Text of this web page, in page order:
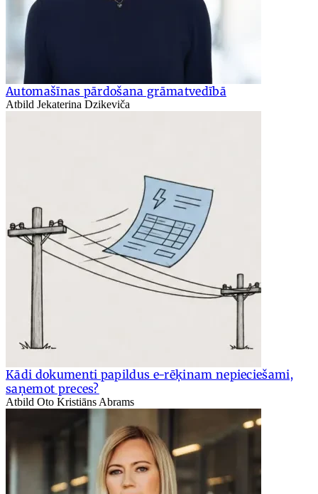
Automašīnas pārdošana grāmatvedībā
Atbild Jekaterina Dzikeviča
Kādi dokumenti papildus e-rēķinam nepieciešami,
saņemot preces?
Atbild Oto Kristiāns Abrams